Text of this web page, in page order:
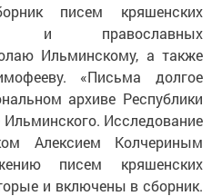
писем кряшенских
и православных
Ильминскому, а также
«Письма долгое
архиве Республики
Исследование
Алексием Колчериным
писем кряшенских
и включены в сборник.